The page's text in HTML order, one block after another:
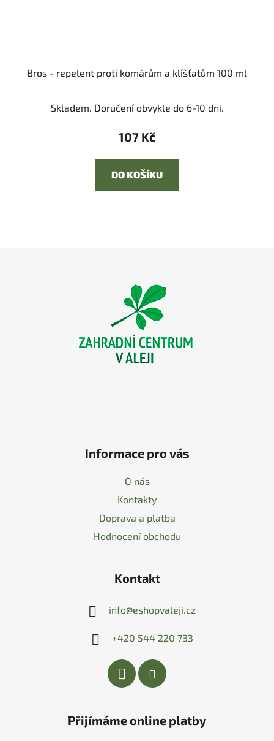
Bros - repelent proti komárům a klíšťatům 100 ml
Skladem. Doručení obvykle do 6-10 dní.
107 Kč
DO KOŠÍKU
Informace pro vás
O nás
Kontakty
Doprava a platba
Hodnocení obchodu
Kontakt
info@eshopvaleji.cz
+420 544 220 733
Přijímáme online platby